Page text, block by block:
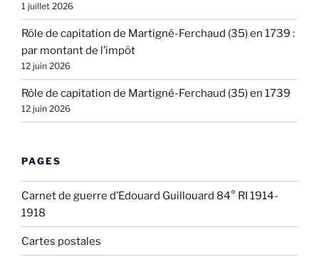
1 juillet 2026
Rôle de capitation de Martigné-Ferchaud (35) en 1739 :
par montant de l’impôt
12 juin 2026
Rôle de capitation de Martigné-Ferchaud (35) en 1739
12 juin 2026
PAGES
Carnet de guerre d’Edouard Guillouard 84° RI 1914-
1918
Cartes postales